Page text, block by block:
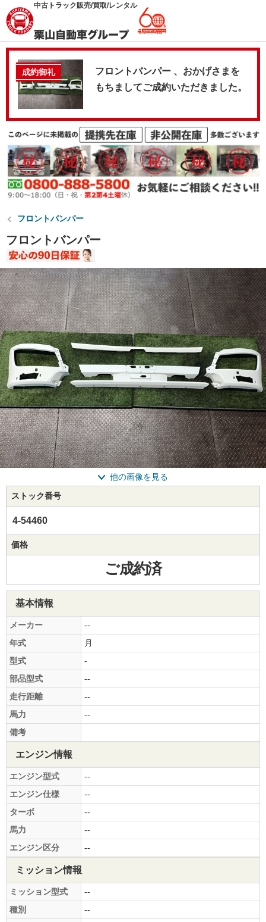
中古トラック販売/買取/レンタル
成約御礼
フロントバンパー 、おかげさまを
もちましてご成約いただきました。
フロントバンパー
フロントバンパー
他の画像を見る
ストック番号
4-54460
価格
ご成約済
基本情報
メーカー
--
年式
月
型式
-
部品型式
--
走行距離
--
馬力
--
備考
エンジン情報
エンジン型式
--
エンジン仕様
--
ターボ
--
馬力
--
エンジン区分
--
ミッション情報
ミッション型式
--
種別
--